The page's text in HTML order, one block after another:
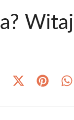
Share
(Twitter)
Share